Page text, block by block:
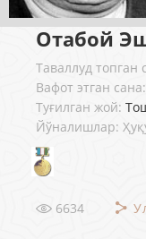
Отабой
Таваллуд топган
Вафот этган сана:
Туғилган жой:
Йўналишлар:
6634